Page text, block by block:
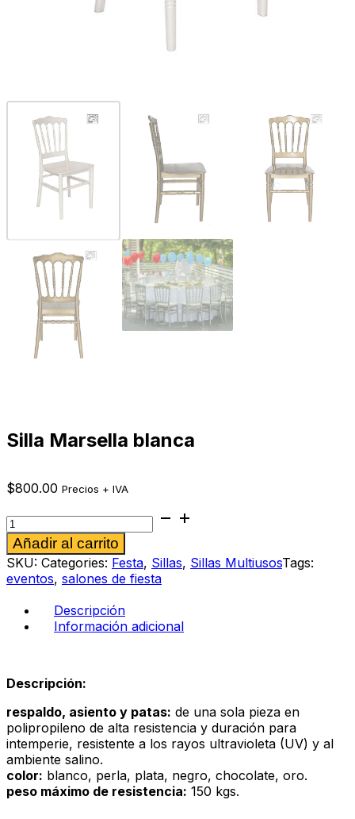
Silla Marsella blanca
$800.00 Precios + IVA
Silla
Marsella
blanca
cantidad
Añadir al carrito
SKU: Categories: Festa, Sillas, Sillas MultiusosTags:
eventos, salones de fiesta
Descripción
Información adicional
Descripción:
respaldo, asiento y patas: de una sola pieza en
polipropileno de alta resistencia y duración para
intemperie, resistente a los rayos ultravioleta (UV) y al
ambiente salino.
color: blanco, perla, plata, negro, chocolate, oro.
peso máximo de resistencia: 150 kgs.